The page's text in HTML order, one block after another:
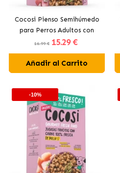
Cocosi Pienso Semihúmedo
para Perros Adultos con
Cerdo Fresco
16.99 € 15.29 €
Añadir al Carrito
-10%